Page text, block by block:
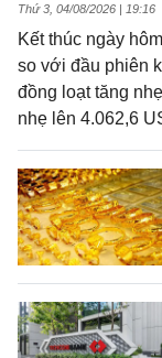
Thứ 3, 04/08/2026 | 19:16
Kết thúc ngày
so với đầu phiên
đồng loạt tăng
nhẹ lên 4.062,6